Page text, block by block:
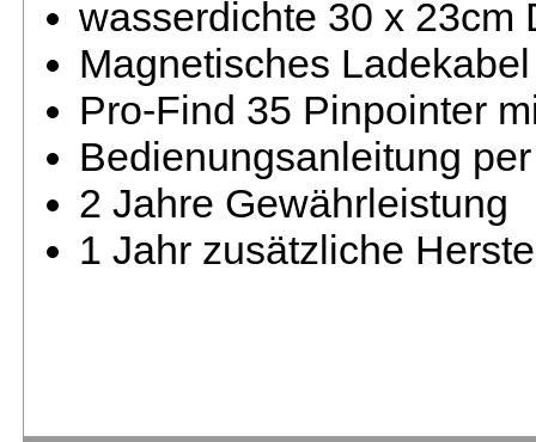
wasserdichte 30 x 23cm
Magnetisches Ladekabel
Pro-Find 35 Pinpointer
Bedienungsanleitung
2 Jahre Gewährleistung
1 Jahr zusätzliche